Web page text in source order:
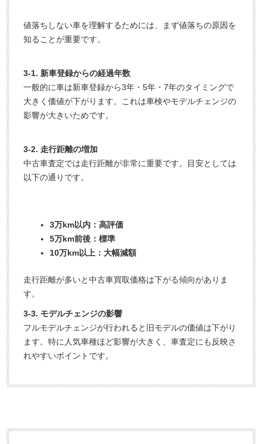
値落ちしない車を理解するためには、まず値落ちの原因を
知ることが重要です。
3-1. 新車登録からの経過年数
一般的に車は新車登録から3年・5年・7年のタイミングで
大きく価値が下がります。これは車検やモデルチェンジの
影響が大きいためです。
3-2. 走行距離の増加
中古車査定では走行距離が非常に重要です。目安としては
以下の通りです。
3万km以内：高評価
5万km前後：標準
10万km以上：大幅減額
走行距離が多いと中古車買取価格は下がる傾向がありま
す。
3-3. モデルチェンジの影響
フルモデルチェンジが行われると旧モデルの価値は下がり
ます。特に人気車種ほど影響が大きく、車査定にも反映さ
れやすいポイントです。